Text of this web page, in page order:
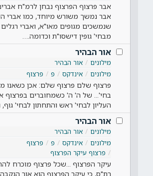
אבר פרצוף הפרצוף נבחן לרמ"ח
אבר נמשך משורש מיוחד, כמו אברי
שנמשכים מגופים מאו"א, ואברי
מבחי' גופין דישסו"ת וכדומה.…
אור הבהיר
מילונים
אור הבהיר
מילונים
אינדקס פ פרצוף
פרצוף שלם פרצוף שלם: אכן כשאנו
בחי'... של ה' ה' כשמחוברים בפרצוף
העליון לבחי' ראש והתחתון לבחי' גוף,
אור הבהיר
מילונים
אור הבהיר
מילונים
אינדקס פ
פרצוף
פרצוף עיקר הפרצוף
עיקר הפרצוף ...שכל פרצוף מוכרח
רת"ס, כי עיקר הפרצוף הוא אור